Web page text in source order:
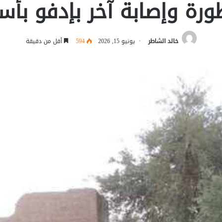
وإصابة آخر بإدفو
خالد الشاطر يونيو 15, 2026 594 أقل من دقيقة